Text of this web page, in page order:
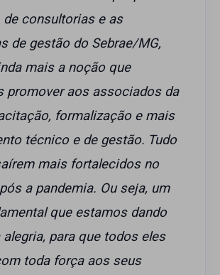
consultorias e as
de gestão do Sebrae/MG,
mais a noção que
promover aos associados da
formalização e mais
técnico e de gestão. Tudo
mais fortalecidos no
a pandemia. Ou seja, um
que estamos dando
para que todos eles
toda força aos seus